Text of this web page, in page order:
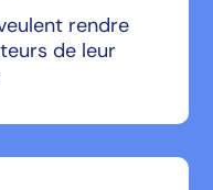
rendre
de leur